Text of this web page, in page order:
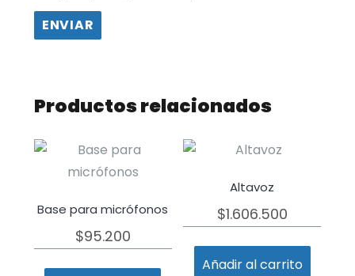
Productos relacionados
Base para micrófonos
$95.200
Altavoz
$1.606.500
Añadir al carrito